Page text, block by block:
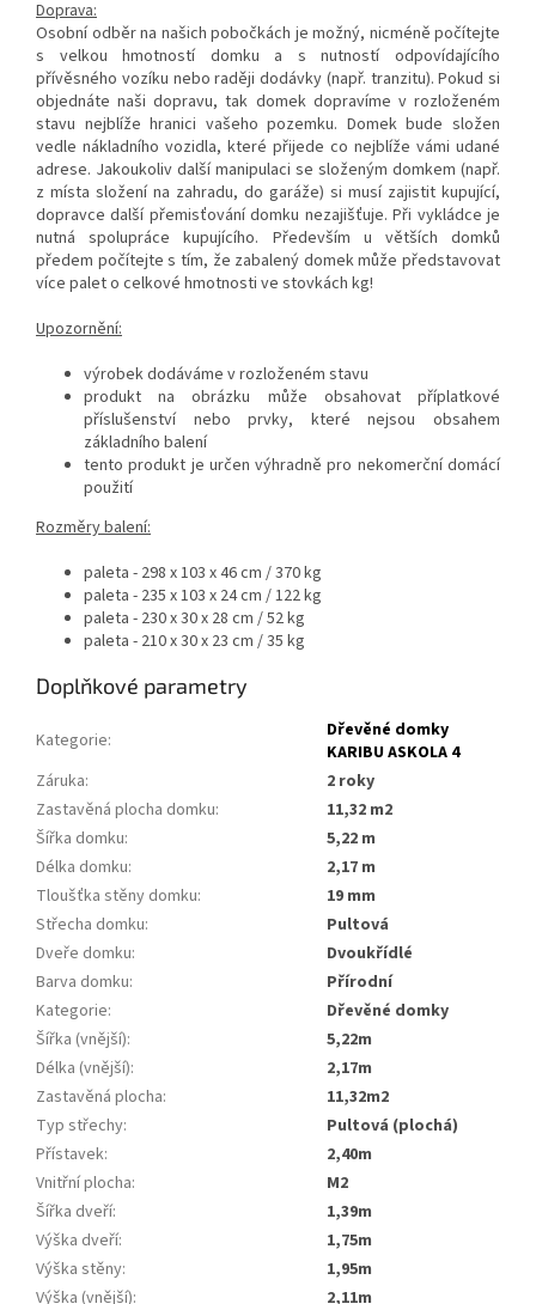
Doprava:
Osobní odběr na našich pobočkách je možný, nicméně počítejte
s velkou hmotností domku a s nutností odpovídajícího
přívěsného vozíku nebo raději dodávky (např. tranzitu). Pokud si
objednáte naši dopravu, tak domek dopravíme v rozloženém
stavu nejblíže hranici vašeho pozemku. Domek bude složen
vedle nákladního vozidla, které přijede co nejblíže vámi udané
adrese. Jakoukoliv další manipulaci se složeným domkem (např.
z místa složení na zahradu, do garáže) si musí zajistit kupující,
dopravce další přemisťování domku nezajišťuje. Při vykládce je
nutná spolupráce kupujícího. Především u větších domků
předem počítejte s tím, že zabalený domek může představovat
více palet o celkové hmotnosti ve stovkách kg!
Upozornění:
výrobek dodáváme v rozloženém stavu
produkt na obrázku může obsahovat příplatkové
příslušenství nebo prvky, které nejsou obsahem
základního balení
tento produkt je určen výhradně pro nekomerční domácí
použití
Rozměry balení:
paleta - 298 x 103 x 46 cm / 370 kg
paleta - 235 x 103 x 24 cm / 122 kg
paleta - 230 x 30 x 28 cm / 52 kg
paleta - 210 x 30 x 23 cm / 35 kg
Doplňkové parametry
Kategorie:
Dřevěné domky
KARIBU ASKOLA 4
Záruka:
2 roky
Zastavěná plocha domku:
11,32 m2
Šířka domku:
5,22 m
Délka domku:
2,17 m
Tloušťka stěny domku:
19 mm
Střecha domku:
Pultová
Dveře domku:
Dvoukřídlé
Barva domku:
Přírodní
Kategorie:
dřevěné domky
Šířka (vnější):
5,22m
Délka (vnější):
2,17m
Zastavěná plocha:
11,32m2
Typ střechy:
pultová (plochá)
Přístavek:
2,40m
Vnitřní plocha:
m2
Šířka dveří:
1,39m
Výška dveří:
1,75m
Výška stěny:
1,95m
Výška (vnější):
2,11m